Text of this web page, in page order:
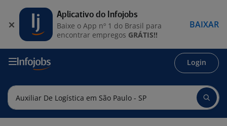
Login
Aplicativo do Infojobs
Baixe o App nº 1 do Brasil para
encontrar empregos GRÁTIS!!
BAIXAR